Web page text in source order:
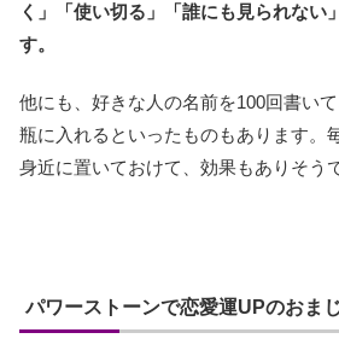
く」「使い切る」「誰にも見られない
す。
他にも、好きな人の名前を100回書い
瓶に入れるといったものもあります。
身近に置いておけて、効果もありそう
パワーストーンで恋愛運UPのおま